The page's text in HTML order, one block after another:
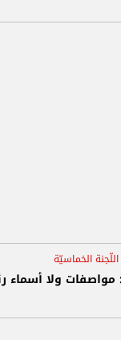
اللّجنة الخماسيّة
مواصفات ولا أسماء